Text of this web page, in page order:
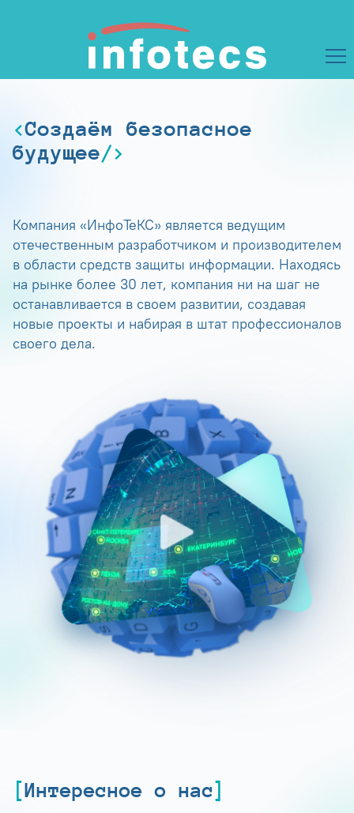
Создаём безопасное
будущее
Компания «ИнфоТеКС» является ведущим
отечественным разработчиком и производителем
в области средств защиты информации. Находясь
на рынке более 30 лет, компания ни на шаг не
останавливается в своем развитии, создавая
новые проекты и набирая в штат профессионалов
своего дела.
Интересное о нас